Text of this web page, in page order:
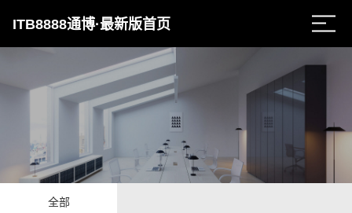
ITB8888通博·最新版首页
全部